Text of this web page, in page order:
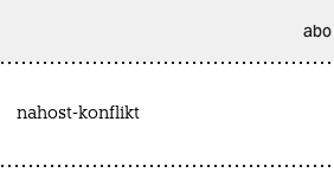
abo
nahost-konflikt